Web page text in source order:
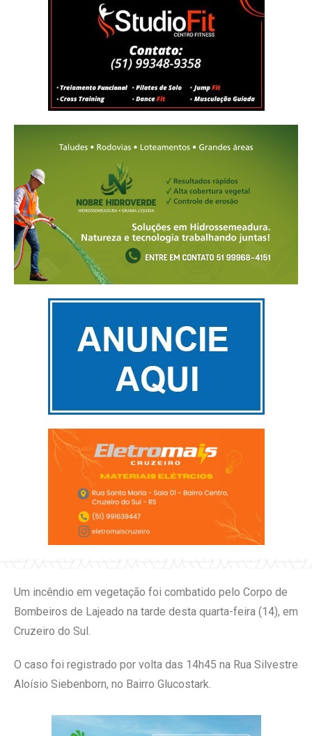
Um incêndio em vegetação foi combatido pelo Corpo de
Bombeiros de Lajeado na tarde desta quarta-feira (14), em
Cruzeiro do Sul.
O caso foi registrado por volta das 14h45 na Rua Silvestre
Aloísio Siebenborn, no Bairro Glucostark.